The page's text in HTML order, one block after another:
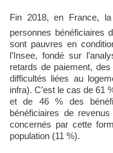
Fin 2018, en France,
personnes bénéficiaires
sont pauvres en
l’Insee, fondé sur
retards de paiement,
difficultés liées au
infra). C’est le cas de 61
et de 46 % des
bénéficiaires de
concernés par cette
population (11 %).